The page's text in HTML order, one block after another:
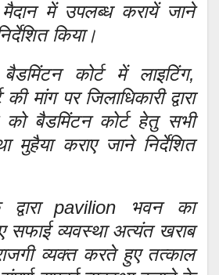
मैदान में उपलब्ध करायें जाने
किया।
बैडमिंटन कोर्ट में लाइटिंग,
मांग पर जिलाधिकारी द्वारा
बैडमिंटन कोर्ट हेतु सभी
मुहैया कराए जाने निर्देशित
द्वारा pavilion भवन का
सफाई व्यवस्था अत्यंत खराब
व्यक्त करते हुए तत्काल